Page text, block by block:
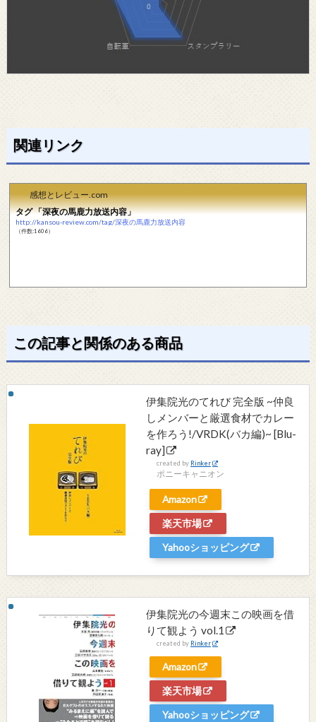
関連リンク
感想とレビュー.com
タグ 「深夜の馬鹿力放送内容」
http://kansou-review.com/tag/深夜の馬鹿力放送内容
（件数:1606）
この記事と関係のある商品
伊集院光のてれび 完全版 ~仲良
しメンバーと厳選食材でカレー
を作ろう!/VRDK(バカ編)~ [Blu-
ray]
created by Rinker
ポニーキャニオン
Amazon
楽天市場
Yahooショッピング
伊集院光の今週末この映画を借
りて観よう vol.1
created by Rinker
Amazon
楽天市場
Yahooショッピング